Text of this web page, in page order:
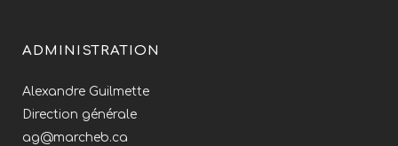
ADMINISTRATION
Alexandre Guilmette
Direction générale
ag@marcheb.ca